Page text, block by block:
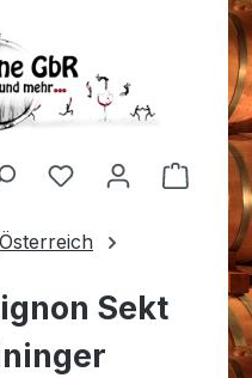
Du hast 0
Österreich
Sekt